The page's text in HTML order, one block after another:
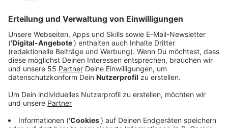
Viele Single-Haushalte in Krefeld
Anzeige
Wohnung. Das zeigt eine aktuelle Auswertung der
der Single-Haushalte in Krefeld bei rund 47 Prozent.